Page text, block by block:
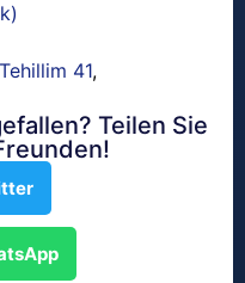
Tehillim 41,
Teilen Sie